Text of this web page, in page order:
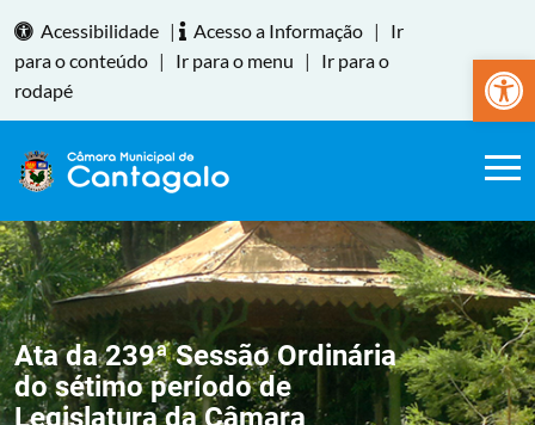
Abrir
Acessibilidade | Acesso a Informação |
Ir
para o conteúdo | Ir para o menu |
Ir para o
rodapé
Ata da 239ª Sessão Ordinária
do sétimo período de
Legislatura da Câmara